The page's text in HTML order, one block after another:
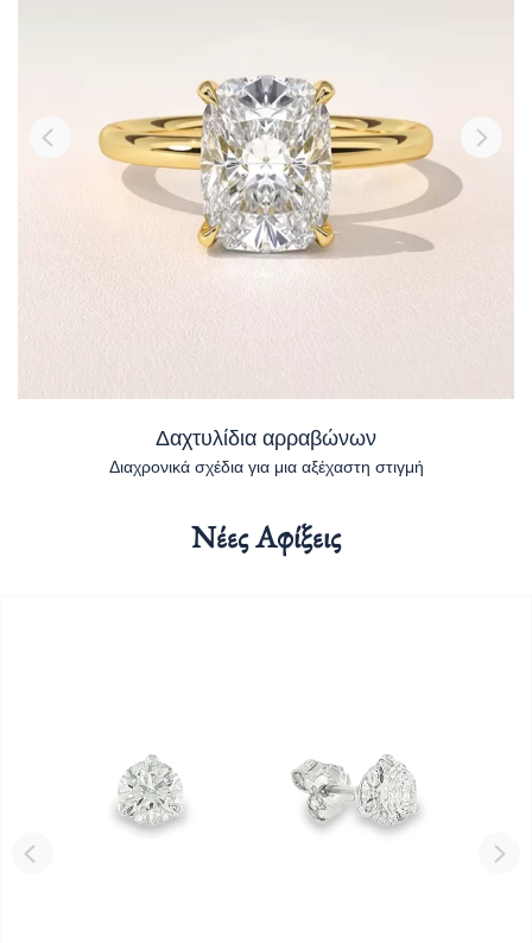
Δαχτυλίδια αρραβώνων
Διαχρονικά σχέδια για μια αξέχαστη στιγμή
Νέες Αφίξεις